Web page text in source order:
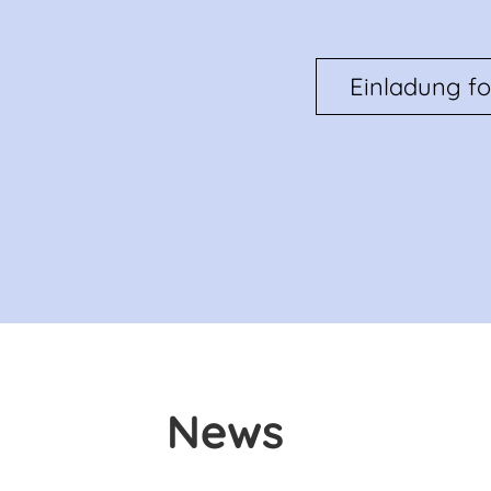
Einladung
News